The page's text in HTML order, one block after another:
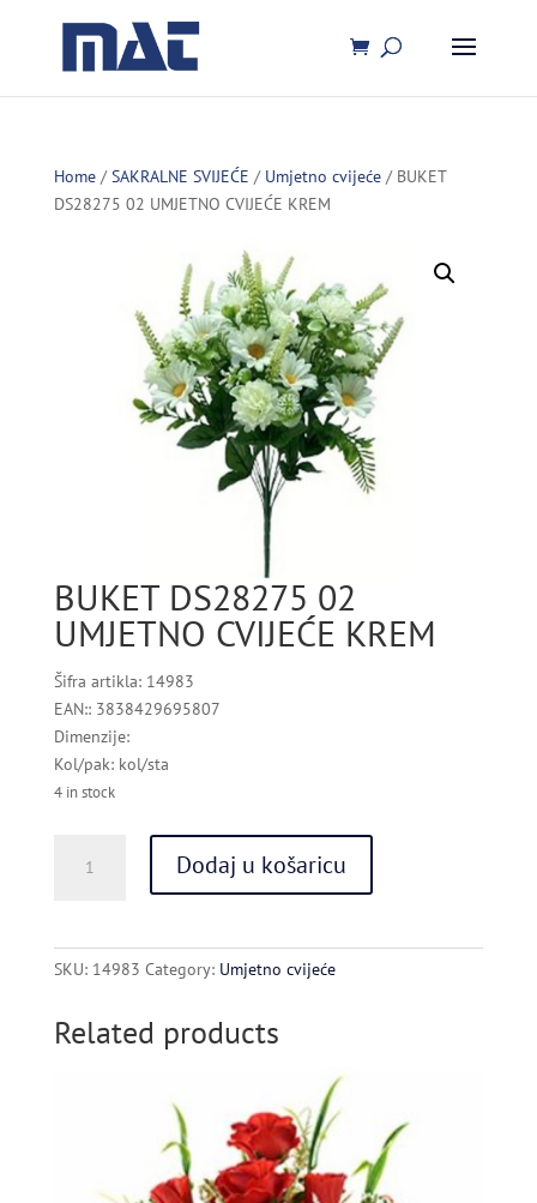
Home/SAKRALNE SVIJEĆE / Umjetno cvijeće/ BUKET
DS28275 02 UMJETNO CVIJEĆE KREM
BUKET DS28275 02
UMJETNO CVIJEĆE KREM
Šifra artikla: 14983
EAN:: 3838429695807
Dimenzije:
Kol/pak: kol/sta
4 in stock
DS28275
Dodaj u košaricu
SKU: 14983 Category: Umjetno cvijeće
Related products